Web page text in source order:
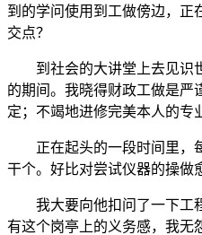
到的学问使用到工做傍边，
交点？
到社会的大讲堂上去见识世
的期间。我晓得财政工做是严
定；不竭地进修完美本人的专
正在起头的一段时间里，每
干个。好比对尝试仪器的操做
我大要向他扣问了一下工程
有这个岗亭上的义务感，我无